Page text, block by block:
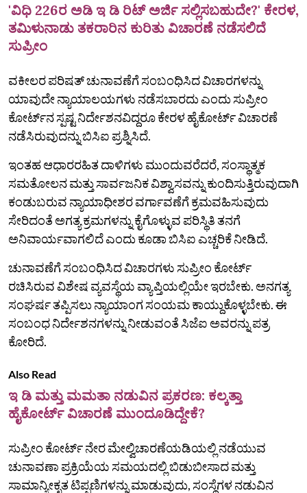
'ವಿಧಿ 226ರ ಅಡಿ ಇ ಡಿ ರಿಟ್ ಅರ್ಜಿ ಸಲ್ಲಿಸಬಹುದೇ?' ಕೇರಳ,
ತಮಿಳುನಾಡು ತಕರಾರಿನ ಕುರಿತು ವಿಚಾರಣೆ ನಡೆಸಲಿದೆ
ಸುಪ್ರೀಂ
ವಕೀಲರ ಪರಿಷತ್‌ ಚುನಾವಣೆಗೆ ಸಂಬಂಧಿಸಿದ ವಿಚಾರಗಳನ್ನು
ಯಾವುದೇ ನ್ಯಾಯಾಲಯಗಳು ನಡೆಸಬಾರದು ಎಂದು ಸುಪ್ರೀಂ
ಕೋರ್ಟ್‌ನ ಸ್ಪಷ್ಟ ನಿರ್ದೇಶನವಿದ್ದರೂ ಕೇರಳ ಹೈಕೋರ್ಟ್‌ ವಿಚಾರಣೆ
ನಡೆಸಿರುವುದನ್ನು ಬಿಸಿಐ ಪ್ರಶ್ನಿಸಿದೆ.
ಇಂತಹ ಆಧಾರರಹಿತ ದಾಳಿಗಳು ಮುಂದುವರೆದರೆ, ಸಂಸ್ಥಾತ್ಮಕ
ಸಮತೋಲನ ಮತ್ತು ಸಾರ್ವಜನಿಕ ವಿಶ್ವಾಸವನ್ನು ಕುಂದಿಸುತ್ತಿರುವುದಾಗಿ
ಕಂಡುಬರುವ ನ್ಯಾಯಾಧೀಶರ ವರ್ಗಾವಣೆಗೆ ಕ್ರಮವಹಿಸುವುದು
ಸೇರಿದಂತೆ ಅಗತ್ಯ ಕ್ರಮಗಳನ್ನು ಕೈಗೊಳ್ಳುವ ಪರಿಸ್ಥಿತಿ ತನಗೆ
ಅನಿವಾರ್ಯವಾಗಲಿದೆ ಎಂದು ಕೂಡಾ ಬಿಸಿಐ ಎಚ್ಚರಿಕೆ ನೀಡಿದೆ.
ಚುನಾವಣೆಗೆ ಸಂಬಂಧಿಸಿದ ವಿಚಾರಗಳು ಸುಪ್ರೀಂ ಕೋರ್ಟ್‌
ರಚಿಸಿರುವ ವಿಶೇಷ ವ್ಯವಸ್ಥೆಯ ವ್ಯಾಪ್ತಿಯಲ್ಲಿಯೇ ಇರಬೇಕು. ಅನಗತ್ಯ
ಸಂಘರ್ಷ ತಪ್ಪಿಸಲು ನ್ಯಾಯಾಂಗ ಸಂಯಮ ಕಾಯ್ದುಕೊಳ್ಳಬೇಕು. ಈ
ಸಂಬಂಧ ನಿರ್ದೇಶನಗಳನ್ನು ನೀಡುವಂತೆ ಸಿಜೆಐ ಅವರನ್ನು ಪತ್ರ
ಕೋರಿದೆ.
Also Read
ಇ ಡಿ ಮತ್ತು ಮಮತಾ ನಡುವಿನ ಪ್ರಕರಣ: ಕಲ್ಕತ್ತಾ
ಹೈಕೋರ್ಟ್‌ ವಿಚಾರಣೆ ಮುಂದೂಡಿದ್ದೇಕೆ?
ಸುಪ್ರೀಂ ಕೋರ್ಟ್‌ ನೇರ ಮೇಲ್ವಿಚಾರಣೆಯಡಿಯಲ್ಲಿ ನಡೆಯುವ
ಚುನಾವಣಾ ಪ್ರಕ್ರಿಯೆಯ ಸಮಯದಲ್ಲಿ ಬಿಡುಬೀಸಾದ ಮತ್ತು
ಸಾಮಾನ್ಯೀಕೃತ ಟಿಪ್ಪಣಿಗಳನ್ನು ಮಾಡುವುದು, ಸಂಸ್ಥೆಗಳ ನಡುವಿನ